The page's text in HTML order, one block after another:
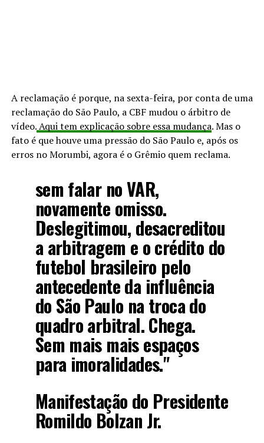
A reclamação é porque, na sexta-feira, por conta de uma
reclamação do São Paulo, a CBF mudou o árbitro de
vídeo.Aqui tem explicação sobre essa mudança. Mas o
fato é que houve uma pressão do São Paulo e, após os
erros no Morumbi, agora é o Grêmio quem reclama.
sem falar no VAR,
novamente omisso.
Deslegitimou, desacreditou
a arbitragem e o crédito do
futebol brasileiro pelo
antecedente da influência
do São Paulo na troca do
quadro arbitral. Chega.
Sem mais mais espaços
para imoralidades."
Manifestação do Presidente
Romildo Bolzan Jr.